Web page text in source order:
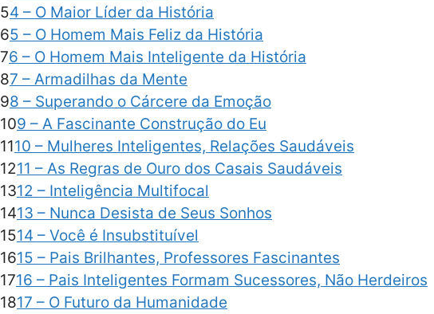
54 – O Maior Líder da História
65 – O Homem Mais Feliz da História
76 – O Homem Mais Inteligente da História
87 – Armadilhas da Mente
98 – Superando o Cárcere da Emoção
109 – A Fascinante Construção do Eu
1110 – Mulheres Inteligentes, Relações Saudáveis
1211 – As Regras de Ouro dos Casais Saudáveis
1312 – Inteligência Multifocal
1413 – Nunca Desista de Seus Sonhos
1514 – Você é Insubstituível
1615 – Pais Brilhantes, Professores Fascinantes
1716 – Pais Inteligentes Formam Sucessores, Não Herdeiros
1817 – O Futuro da Humanidade